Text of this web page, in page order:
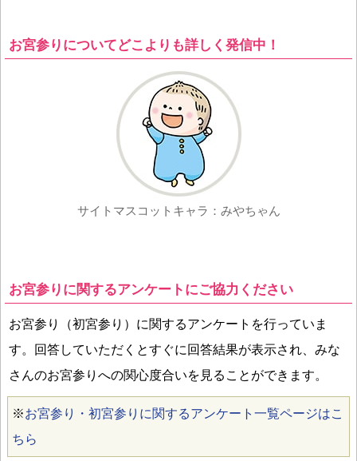
お宮参りについてどこよりも詳しく発信中！
サイトマスコットキャラ：みやちゃん
お宮参りに関するアンケートにご協力ください
お宮参り（初宮参り）に関するアンケートを行っていま
す。回答していただくとすぐに回答結果が表示され、みな
さんのお宮参りへの関心度合いを見ることができます。
※お宮参り・初宮参りに関するアンケート一覧ページはこ
ちら